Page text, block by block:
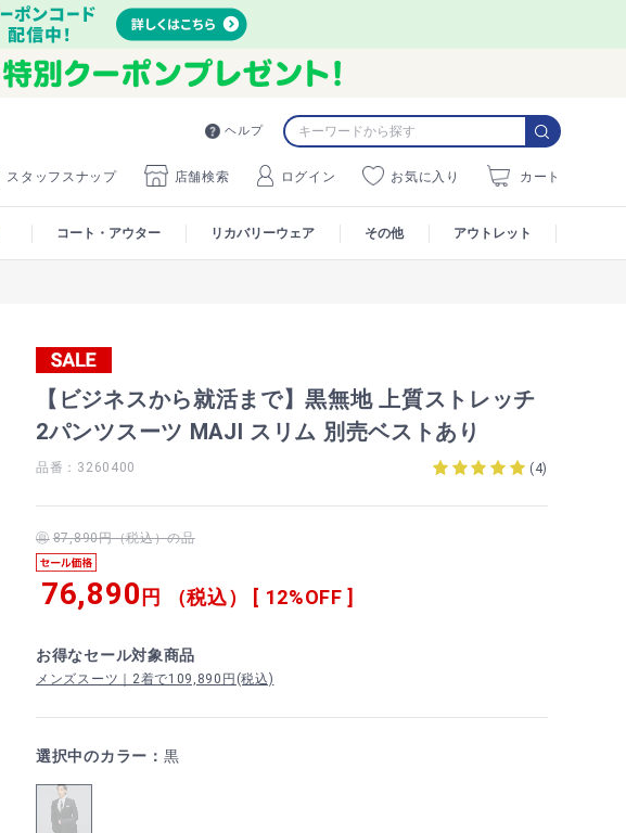
ヘルプ
スタッフスナップ 店舗検索 ログイン お気に入り カート
コート・アウター リカバリーウェア その他 アウトレット
【ビジネスから就活まで】黒無地 上質ストレッチ
2パンツスーツ MAJI スリム 別売ベストあり
品番：3260400 (4)
87,890円（税込）の品
76,890円 （税込） [ 12%OFF ]
お得なセール対象商品
メンズスーツ｜2着で109,890円(税込)
選択中のカラー： 黒